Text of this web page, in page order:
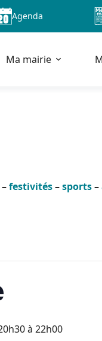
Agenda
Ma mairie
–festivités–sports–
à 22h00